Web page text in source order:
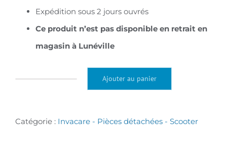
Expédition sous 2 jours ouvrés
Ce produit n’est pas disponible en retrait en
magasin à Lunéville
Articulation
Ajouter au panier
Catégorie : Invacare - Pièces détachées - Scooter